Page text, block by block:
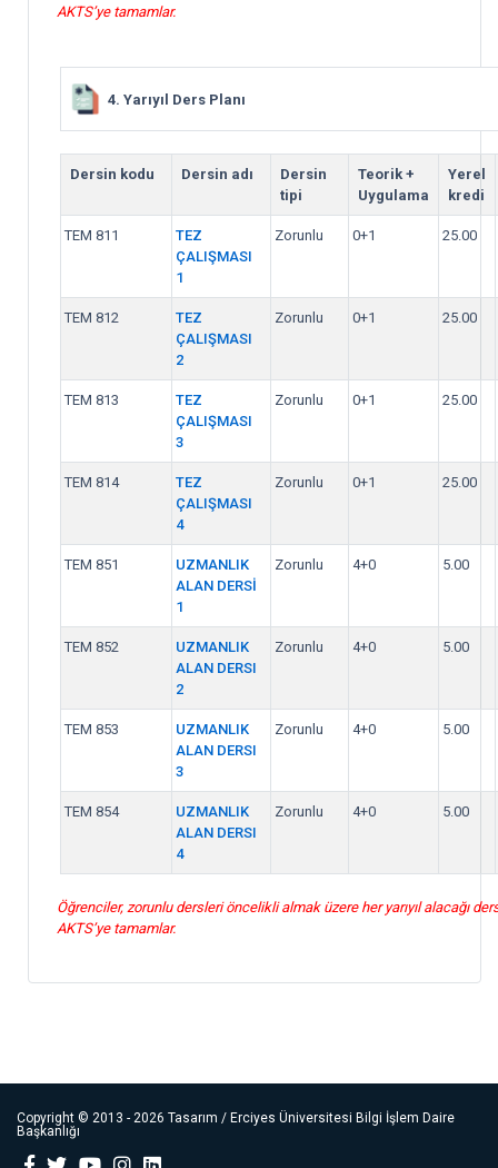
AKTS’ye tamamlar.
4. Yarıyıl Ders Planı
Dersin kodu Dersin adı
Dersin
tipi
Teorik +
Uygulama
Yerel
kredi
TEM 811
TEZ
ÇALIŞMASI
1
Zorunlu 0+1 25.00
TEM 812
TEZ
ÇALIŞMASI
2
Zorunlu 0+1 25.00
TEM 813
TEZ
ÇALIŞMASI
3
Zorunlu 0+1 25.00
TEM 814
TEZ
ÇALIŞMASI
4
Zorunlu 0+1 25.00
TEM 851
UZMANLIK
ALAN DERSİ
1
Zorunlu 4+0 5.00
TEM 852
UZMANLIK
ALAN DERSI
2
Zorunlu 4+0 5.00
TEM 853
UZMANLIK
ALAN DERSI
3
Zorunlu 4+0 5.00
TEM 854
UZMANLIK
ALAN DERSI
4
Zorunlu 4+0 5.00
Öğrenciler, zorunlu dersleri öncelikli almak üzere her yarıyıl alacağı
AKTS’ye tamamlar.
Copyright © 2013 - 2026 Tasarım / Erciyes Üniversitesi Bilgi İşlem Daire
Başkanlığı